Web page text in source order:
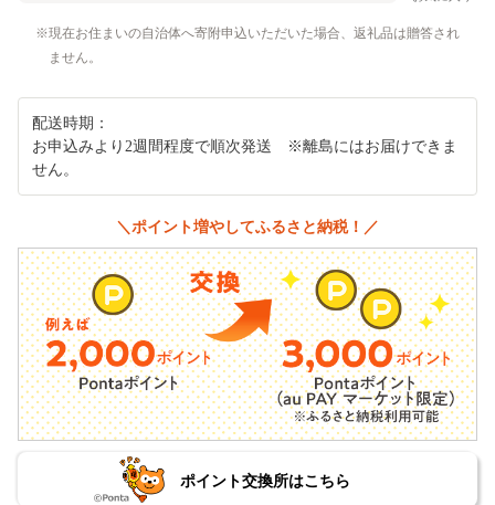
現在お住まいの自治体へ寄附申込いただいた場合、返礼品は贈答され
ません。
配送時期：
お申込みより2週間程度で順次発送 ※離島にはお届けできま
せん。
＼ポイント増やしてふるさと納税！／
ポイント交換所はこちら